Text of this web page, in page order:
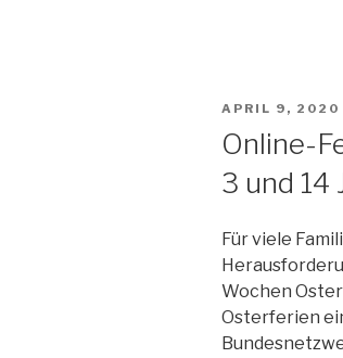
AM
APRIL 9, 2020
Online-
3 und 14
Für viele
Wochen
Osterferien